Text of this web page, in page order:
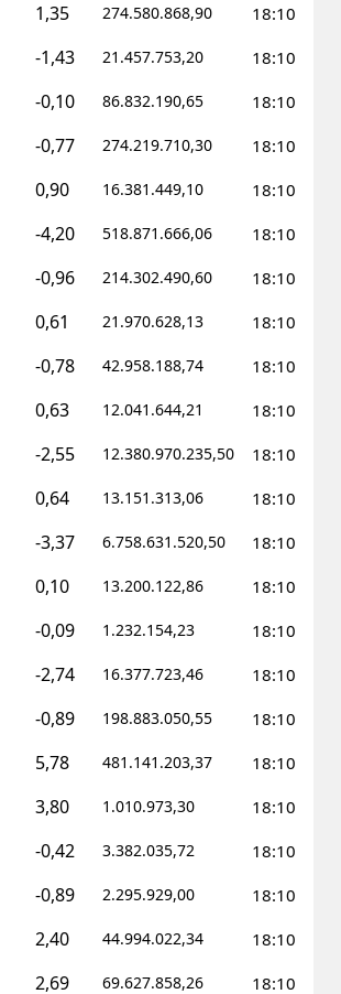
1,35 274.580.868,90 18:10
-1,43 21.457.753,20 18:10
-0,10 86.832.190,65 18:10
-0,77 274.219.710,30 18:10
0,90 16.381.449,10 18:10
-4,20 518.871.666,06 18:10
-0,96 214.302.490,60 18:10
0,61 21.970.628,13 18:10
-0,78 42.958.188,74 18:10
0,63 12.041.644,21 18:10
-2,55 12.380.970.235,50 18:10
0,64 13.151.313,06 18:10
-3,37 6.758.631.520,50 18:10
0,10 13.200.122,86 18:10
-0,09 1.232.154,23 18:10
-2,74 16.377.723,46 18:10
-0,89 198.883.050,55 18:10
5,78 481.141.203,37 18:10
3,80 1.010.973,30 18:10
-0,42 3.382.035,72 18:10
-0,89 2.295.929,00 18:10
2,40 44.994.022,34 18:10
2,69 69.627.858,26 18:10